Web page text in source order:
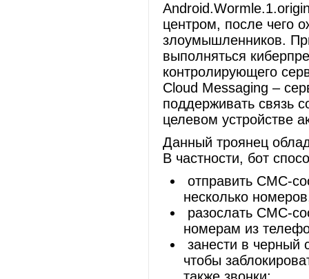
центром, после чего
злоумышленников.
выполняться
контролирующего
Cloud Messaging –
поддерживать связь
целевом устройстве
Данный троянец
В частности, бот
отправить СМС-
несколько
разослать СМС-
номерам из
занести в черный
чтобы